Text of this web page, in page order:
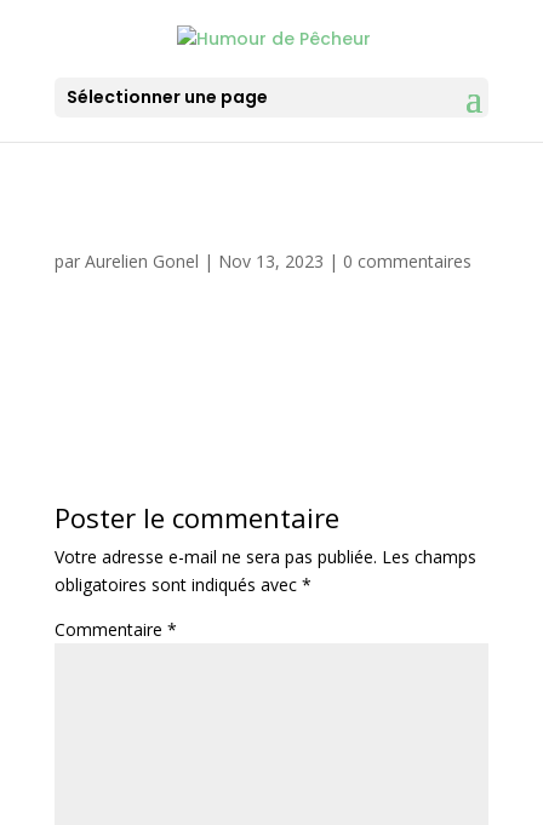
Sélectionner une page
par Aurelien Gonel | Nov 13, 2023 | 0 commentaires
Poster le commentaire
Votre adresse e-mail ne sera pas publiée. Les champs
obligatoires sont indiqués avec *
Commentaire *